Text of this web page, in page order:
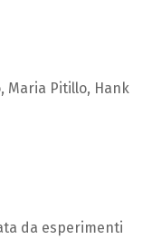
Maria Pitillo, Hank
da esperimenti